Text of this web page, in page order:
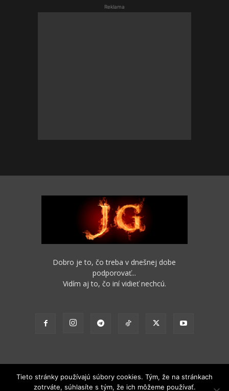
Reklama
Dobro je to, čo treba v dnešnej dobe
podporovať...
Vidím aj to, čo iní vidieť nechcú.
Tieto stránky používajú súbory cookies. Tým, že na stránkach
zotrváte, súhlasíte s tým, že ich môžeme používať.